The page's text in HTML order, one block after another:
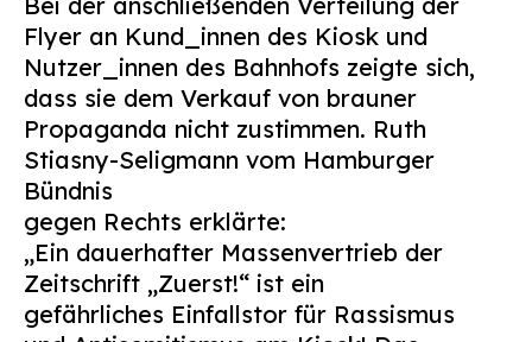
Flyer an Kund_innen des Kiosk und
Nutzer_innen des Bahnhofs zeigte sich,
dass sie dem Verkauf von brauner
Propaganda nicht zustimmen. Ruth
Stiasny-Seligmann vom Hamburger
Bündnis
gegen Rechts erklärte:
„Ein dauerhafter Massenvertrieb der
Zeitschrift „Zuerst!“ ist ein
gefährliches Einfallstor für Rassismus